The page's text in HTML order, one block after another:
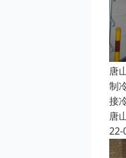
唐
制
接
唐
22-